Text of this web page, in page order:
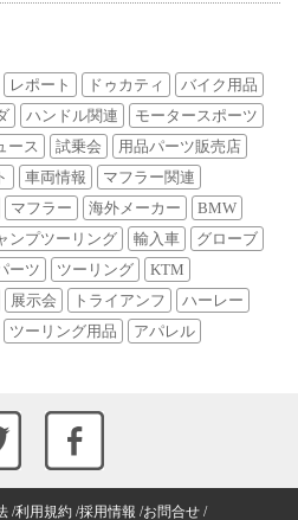
レポート ドゥカティ
バイク用品
ハンドル関連
モータースポーツ
ース 試乗会
用品パーツ販売店
車両情報
マフラー関連
マフラー 海外メーカー
BMW
ンプツーリング 輸入車
グローブ
ーツ ツーリング
KTM
展示会 トライアンフ
ハーレー
ツーリング用品
アパレル
利用規約 採用情報 お問合せ